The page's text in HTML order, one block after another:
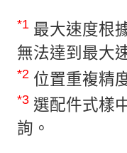
*1 最大速度根
無法達到最大
*2 位置重複精
*3 選配件式樣
詢。